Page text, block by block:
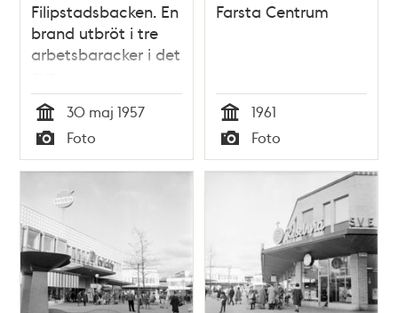
Filipstadsbacken. En
brand utbröt i tre
arbetsbaracker i det
bostadsområdet i
Farsta
Tid
30 maj 1957
Typ
Foto
Farsta Centrum
Tid
1961
Typ
Foto